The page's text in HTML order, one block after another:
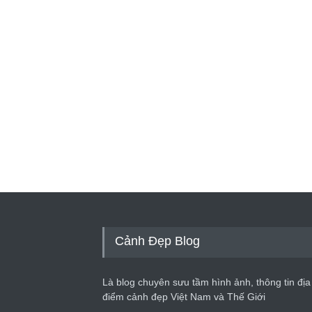
Cảnh Đẹp Blog
Là blog chuyên sưu tầm hình ảnh, thông tin địa
điểm cảnh đẹp Việt Nam và Thế Giới